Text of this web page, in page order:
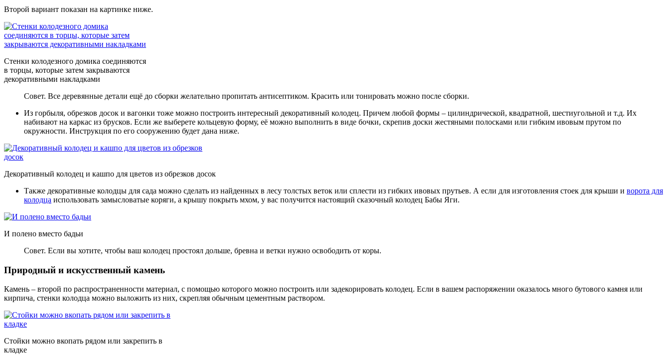
Второй вариант показан на картинке ниже.
Стенки колодезного домика соединяются
в торцы, которые затем закрываются
декоративными накладками
Совет. Все деревянные детали ещё до сборки желательно пропитать антисептиком. Красить или тонировать можно после сборки.
Из горбыля, обрезков досок и вагонки тоже можно построить интересный декоративный колодец. Причем любой формы – цилиндрической, квадратной, шестиугольной и т.д. Их
набивают на каркас из брусков. Если же выберете кольцевую форму, её можно выполнить в виде бочки, скрепив доски жестяными полосками или гибким ивовым прутом по
окружности. Инструкция по его сооружению будет дана ниже.
Декоративный колодец и кашпо для цветов из обрезков досок
Также декоративные колодцы для сада можно сделать из найденных в лесу толстых веток или сплести из гибких ивовых прутьев. А если для изготовления стоек для крыши и ворота для
колодца использовать замысловатые коряги, а крышу покрыть мхом, у вас получится настоящий сказочный колодец Бабы Яги.
И полено вместо бадьи
Совет. Если вы хотите, чтобы ваш колодец простоял дольше, бревна и ветки нужно освободить от коры.
Природный и искусственный камень
Камень – второй по распространенности материал, с помощью которого можно построить или задекорировать колодец. Если в вашем распоряжении оказалось много бутового камня или
кирпича, стенки колодца можно выложить из них, скрепляя обычным цементным раствором.
Стойки можно вкопать рядом или закрепить в
кладке